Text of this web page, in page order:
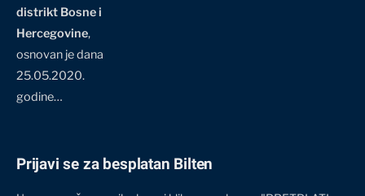
distrikt Bosne i
Hercegovine,
osnovan je dana
25.05.2020.
godine…
Prijavi se za besplatan Bilten